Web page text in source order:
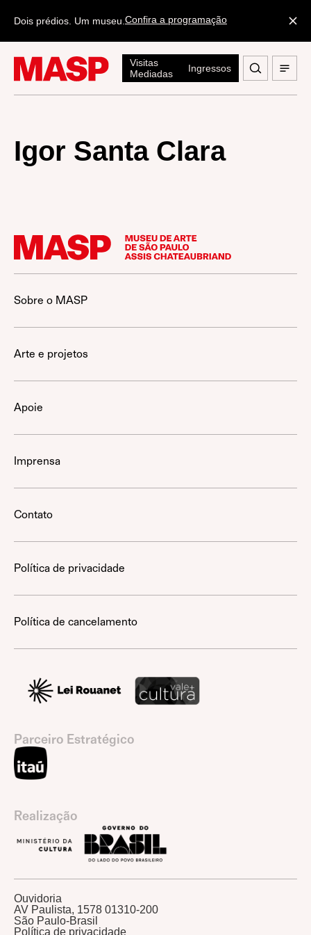
Dois prédios. Um museu. Confira a programação
Visitas
Mediadas
Ingressos
Igor Santa Clara
Sobre o MASP
Arte e projetos
Apoie
Imprensa
Contato
Política de privacidade
Política de cancelamento
Parceiro Estratégico
Realização
Ouvidoria
AV Paulista, 1578 01310-200
São Paulo-Brasil
Política de privacidade